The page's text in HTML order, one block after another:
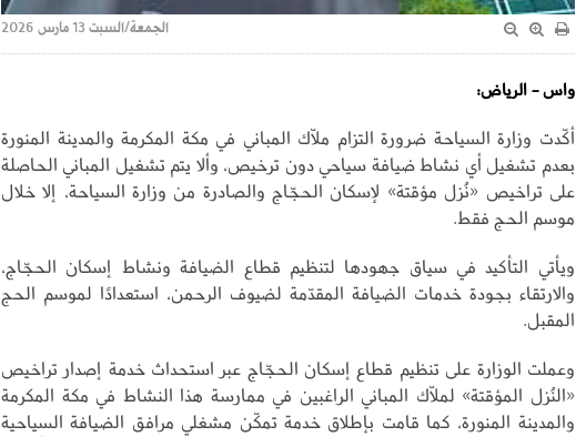
الجمعة/السبت 13 مارس 2026
واس - الرياض:
أكّدت وزارة السياحة ضرورة التزام ملّاك المباني في مكة المكرمة والمدينة المنورة
بعدم تشغيل أي نشاط ضيافة سياحي دون ترخيص، وألا يتم تشغيل المباني الحاصلة
على تراخيص «نُزل مؤقتة» لإسكان الحجّاج والصادرة من وزارة السياحة، إلا خلال
موسم الحج فقط.
ويأتي التأكيد في سياق جهودها لتنظيم قطاع الضيافة ونشاط إسكان الحجّاج،
والارتقاء بجودة خدمات الضيافة المقدّمة لضيوف الرحمن، استعدادًا لموسم الحج
المقبل.
وعملت الوزارة على تنظيم قطاع إسكان الحجّاج عبر استحداث خدمة إصدار تراخيص
«النُزل المؤقتة» لملّاك المباني الراغبين في ممارسة هذا النشاط في مكة المكرمة
والمدينة المنورة، كما قامت بإطلاق خدمة تمكّن مشغلي مرافق الضيافة السياحية